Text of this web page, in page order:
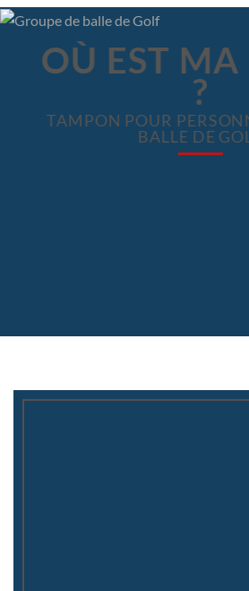
OÙ EST MA
?
TAMPON POUR
BALLE DE